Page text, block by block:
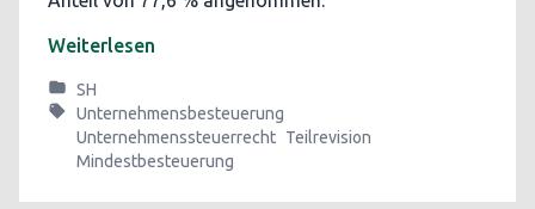
Weiterlesen
SH
Unternehmensbesteuerung
Unternehmenssteuerrecht Teilrevision
Mindestbesteuerung